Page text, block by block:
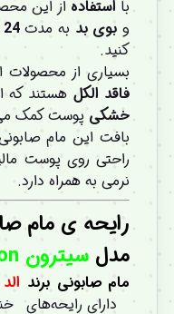
با استفاده از این
و بوی بد به مدت24 ساعت
کنید.
بسیاری از محصولات
فاقد الکل هستند که
خشکی پوست کمک
بافت این مام
راحتی روی پوست
نرمی به همراه دارد.
رایحه ی مام
مدل سیترون citron
مام صابونی برند الد
دارای